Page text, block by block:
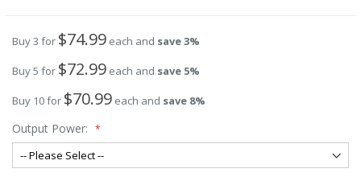
Buy 3 for $74.99 each and save3%
Buy 5 for $72.99 each and save 5%
Buy 10 for $70.99 each and save 8%
Output Power: